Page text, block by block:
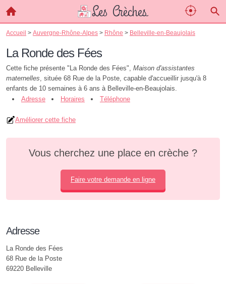
Accueil > Auvergne-Rhône-Alpes > Rhône > Belleville-en-Beaujolais
La Ronde des Fées
Cette fiche présente "La Ronde des Fées", Maison d'assistantes
maternelles, située 68 Rue de la Poste, capable d'accueillir jusqu'à 8
enfants de 10 semaines à 6 ans à Belleville-en-Beaujolais.
Adresse
Horaires Téléphone
Améliorer cette fiche
Vous cherchez une place en crèche ?
Faire votre demande en ligne
Adresse
La Ronde des Fées
68 Rue de la Poste
69220 Belleville